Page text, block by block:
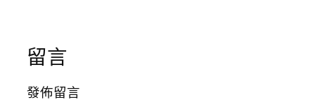
留言
發佈留言